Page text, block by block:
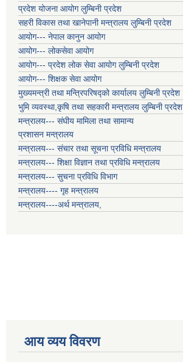
प्रदेश योजना आयोग लुम्बिनी प्रदेश
सहरी विकास तथा खानेपानी मन्त्रालय लुम्बिनी प्रदेश
आयोग--- नेपाल कानुन आयोग
आयोग--- लोकसेवा आयोग
आयोग--- प्रदेश लोक सेवा आयोग लुम्बिनी प्रदेश
आयोग--- शिक्षक सेवा आयोग
मुख्यमन्त्री तथा मन्त्रिपरिषद्को कार्यालय लुम्बिनी प्रदेश
भुमि व्यवस्था,कृषि तथा सहकारी मन्त्रालय लुम्बिनी प्रदेश
मन्त्रालय--- संघीय मामिला तथा सामान्य
प्रशासन मन्त्रालय
मन्त्रालय--- संचार तथा सूचना प्रविधि मन्त्रालय
मन्त्रालय--- शिक्षा विज्ञान तथा प्रविधि मन्त्रालय
मन्त्रालय--- सुचना प्रविधि विभाग
मन्त्रालय---- गृह मन्त्रालय
मन्त्रालय----अर्थ मन्त्रालय,
आय व्यय विवरण